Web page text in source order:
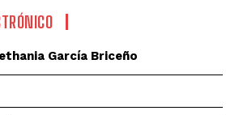
García Briceño